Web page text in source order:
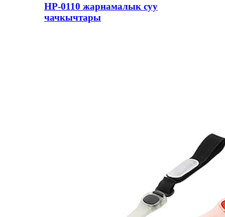
HP-0110 жарнамалык суу
чачкычтары